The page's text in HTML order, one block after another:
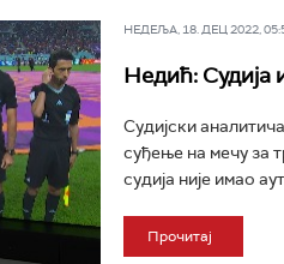
НЕДЕЉА, 18. ДЕЦ 2022,
Недић: Судија
Судијски
суђење на мечу за
судија није имао
Прочитај